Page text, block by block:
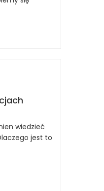
wiedzieć
jest to